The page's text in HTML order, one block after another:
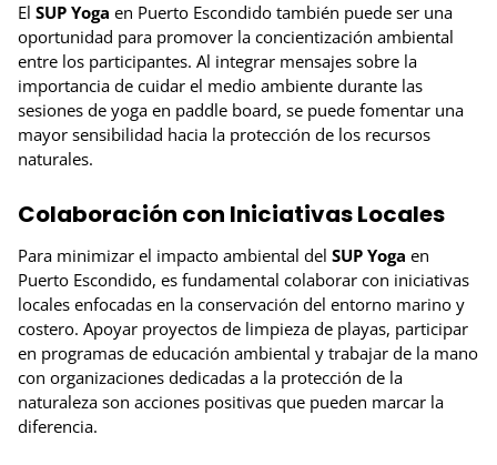
El SUP Yoga en Puerto Escondido también puede ser una
oportunidad para promover la concientización ambiental
entre los participantes. Al integrar mensajes sobre la
importancia de cuidar el medio ambiente durante las
sesiones de yoga en paddle board, se puede fomentar una
mayor sensibilidad hacia la protección de los recursos
naturales.
Colaboración con Iniciativas Locales
Para minimizar el impacto ambiental del SUP Yoga en
Puerto Escondido, es fundamental colaborar con iniciativas
locales enfocadas en la conservación del entorno marino y
costero. Apoyar proyectos de limpieza de playas, participar
en programas de educación ambiental y trabajar de la mano
con organizaciones dedicadas a la protección de la
naturaleza son acciones positivas que pueden marcar la
diferencia.